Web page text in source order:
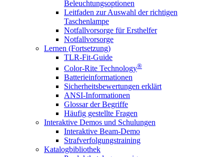
Beleuchtungsoptionen
Leitfaden zur Auswahl der richtigen
Taschenlampe
Notfallvorsorge für Ersthelfer
Notfallvorsorge
Lernen (Fortsetzung)
TLR-Fit-Guide
Color-Rite Technology®
Batterieinformationen
Sicherheitsbewertungen erklärt
ANSI-Informationen
Glossar der Begriffe
Häufig gestellte Fragen
Interaktive Demos und Schulungen
Interaktive Beam-Demo
Strafverfolgungstraining
Katalogbibliothek